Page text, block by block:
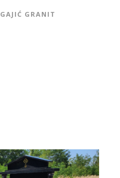
GAJIĆ GRANIT